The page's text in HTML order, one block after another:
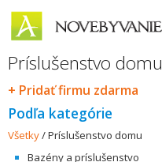
Príslušenstvo domu
+ Pridať firmu zdarma
Podľa kategórie
Všetky/Príslušenstvo domu
Bazény a príslušenstvo